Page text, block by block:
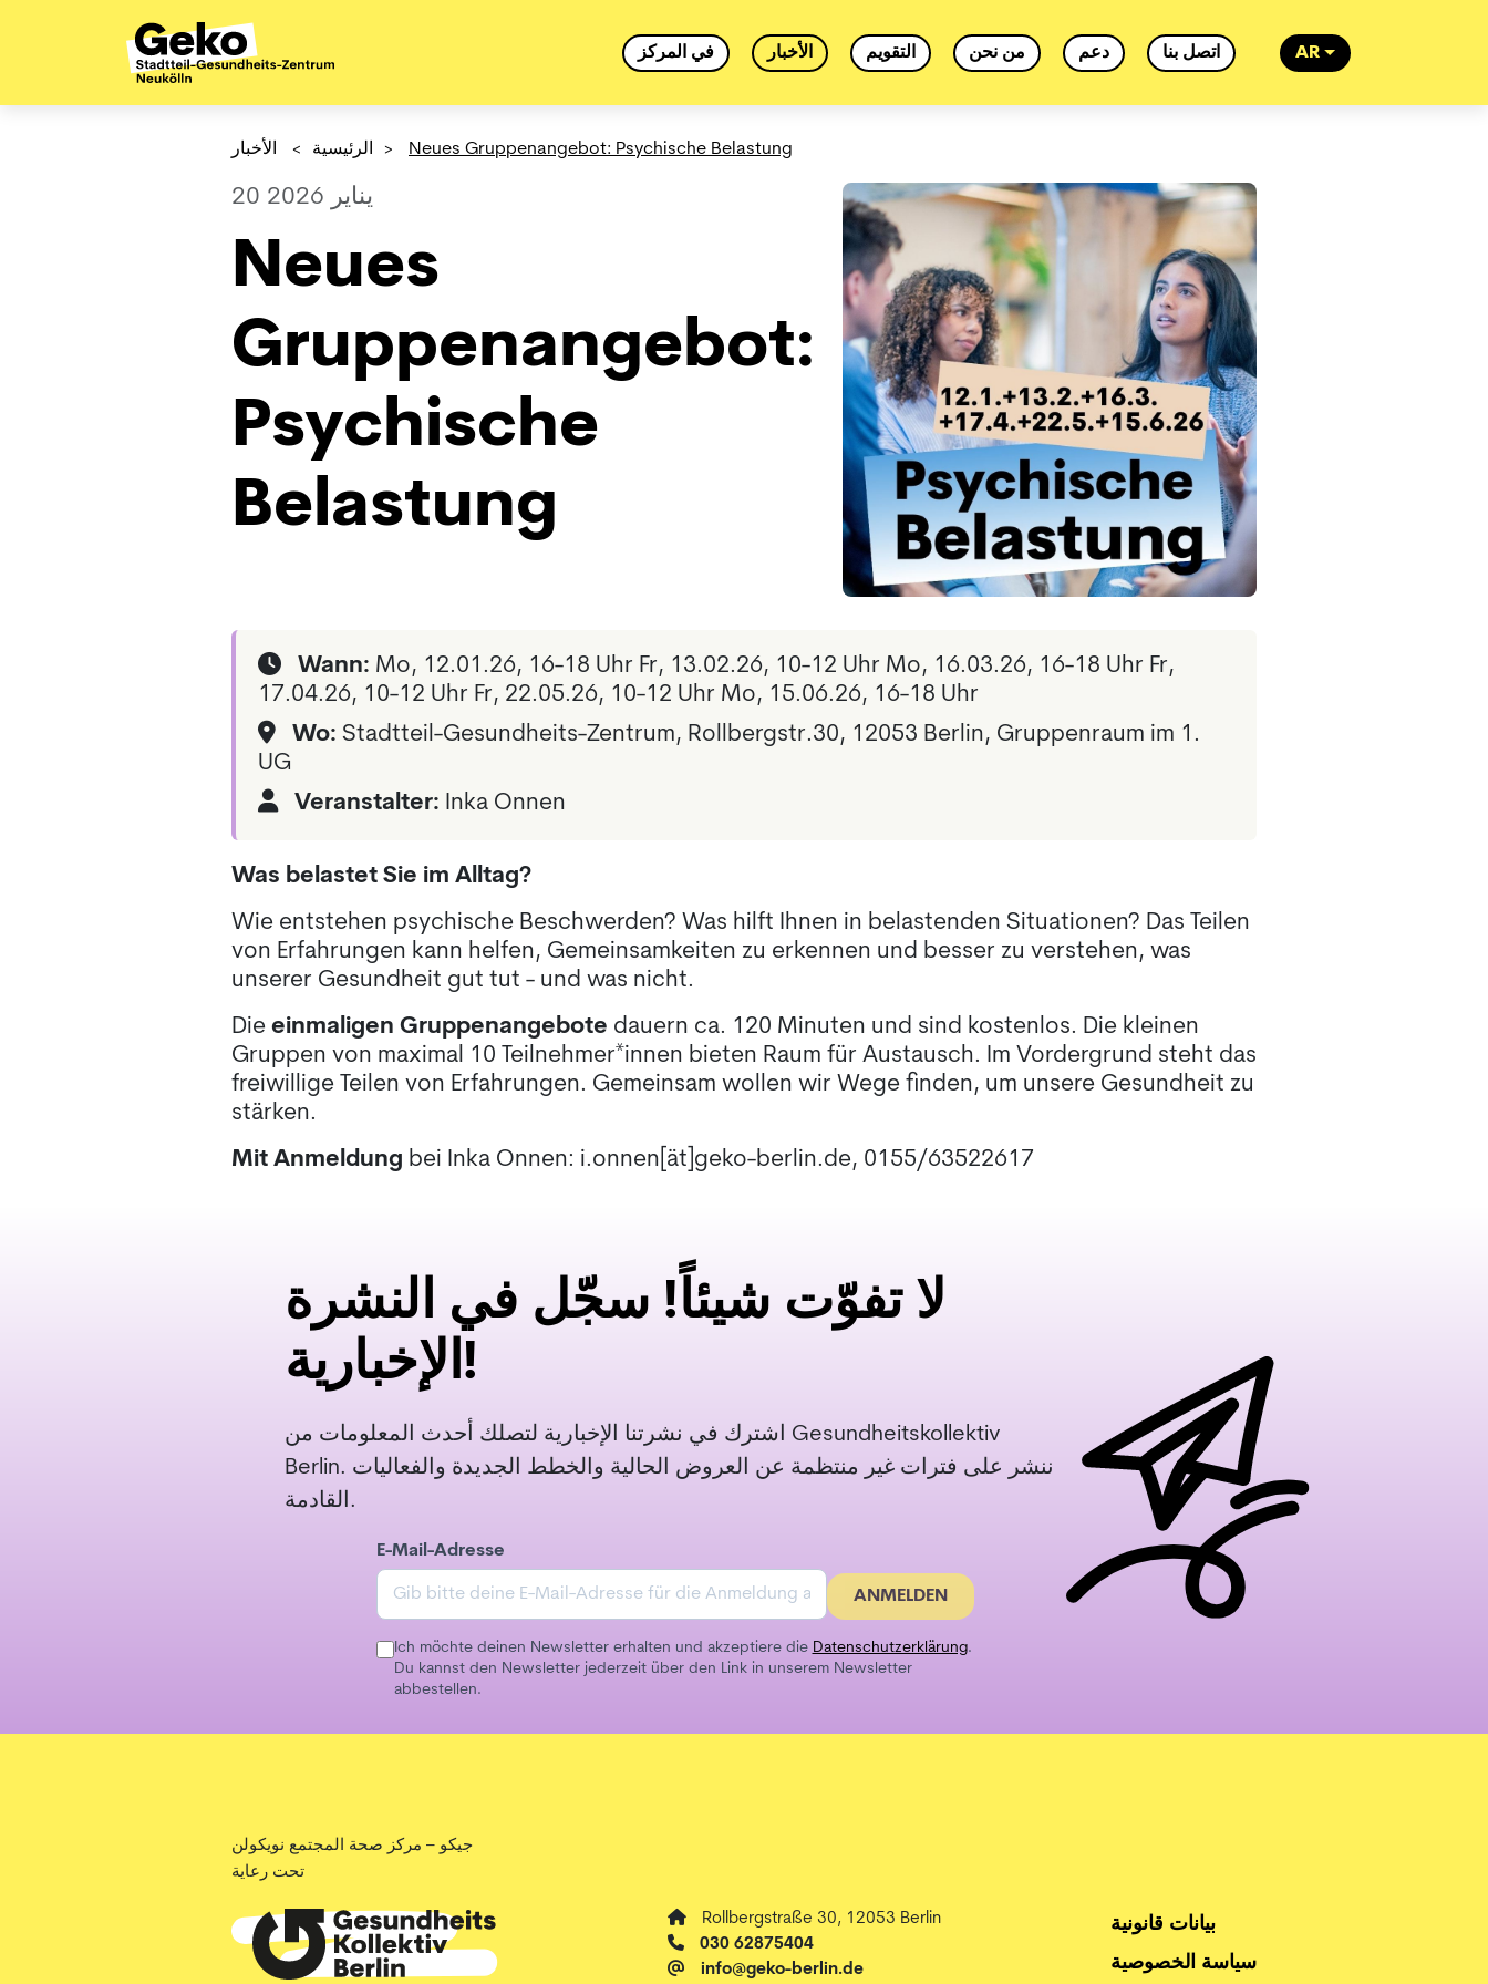
في المركز الأخبار التقويم من نحن دعم اتصل بنا AR
الرئيسية > الأخبار > Neues Gruppenangebot: Psychische Belastung
20 يناير 2026
Neues
Gruppenangebot:
Psychische
Belastung
Wann: Mo, 12.01.26, 16-18 Uhr Fr, 13.02.26, 10-12 Uhr Mo, 16.03.26, 16-18 Uhr Fr,
17.04.26, 10-12 Uhr Fr, 22.05.26, 10-12 Uhr Mo, 15.06.26, 16-18 Uhr
Wo: Stadtteil-Gesundheits-Zentrum, Rollbergstr.30, 12053 Berlin, Gruppenraum im 1.
UG
Veranstalter: Inka Onnen
Was belastet Sie im Alltag?
Wie entstehen psychische Beschwerden? Was hilft Ihnen in belastenden Situationen? Das Teilen
von Erfahrungen kann helfen, Gemeinsamkeiten zu erkennen und besser zu verstehen, was
unserer Gesundheit gut tut - und was nicht.
Die einmaligen Gruppenangebote dauern ca. 120 Minuten und sind kostenlos. Die kleinen
Gruppen von maximal 10 Teilnehmer*innen bieten Raum für Austausch. Im Vordergrund steht das
freiwillige Teilen von Erfahrungen. Gemeinsam wollen wir Wege finden, um unsere Gesundheit zu
stärken.
Mit Anmeldung bei Inka Onnen: i.onnen[ät]geko-berlin.de, 0155/63522617
لا تفوّت شيئاً! سجّل في النشرة
الإخبارية!
اشترك في نشرتنا الإخبارية لتصلك أحدث المعلومات من Gesundheitskollektiv
Berlin. ننشر على فترات غير منتظمة عن العروض الحالية والخطط الجديدة والفعاليات
القادمة.
E-Mail-Adresse
ANMELDEN
Ich möchte deinen Newsletter erhalten und akzeptiere die Datenschutzerklärung.
Du kannst den Newsletter jederzeit über den Link in unserem Newsletter
abbestellen.
جيكو – مركز صحة المجتمع نويكولن
تحت رعاية
Rollbergstraße 30, 12053 Berlin
030 62875404
info@geko-berlin.de
بيانات قانونية
سياسة الخصوصية